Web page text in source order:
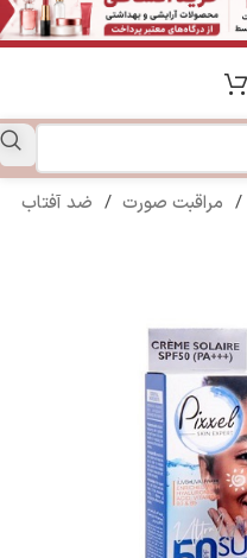
/ مراقبت صورت / ضد آفتاب